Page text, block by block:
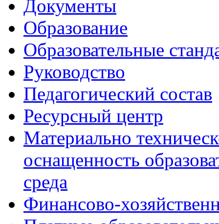
Документы
Образование
Образовательные
Руководство
Педагогический состав
Ресурсный центр
Материально
оснащенность
среда
Финансово-